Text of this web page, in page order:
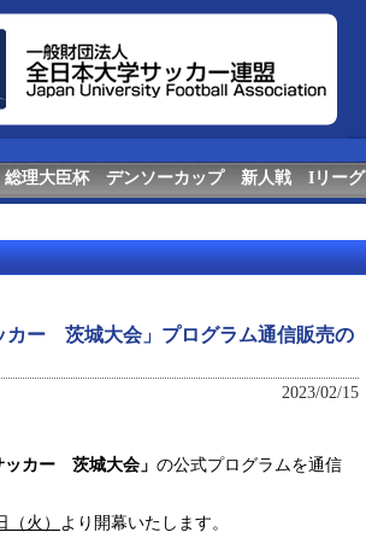
総理大臣杯 デンソーカップ 新人戦 Iリーグ
カー 茨城大会」プログラム通信販売の
2023/02/15
ッカー 茨城大会」 の公式プログラムを通信
火）
より開幕いたします。